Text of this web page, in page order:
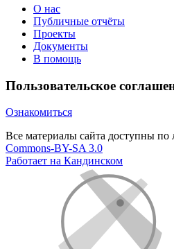
О нас
Публичные отчёты
Проекты
Документы
В помощь
Пользовательское
Ознакомиться
Все материалы сайта доступны по
Commons-BY-SA 3.0
Работает на Кандинском